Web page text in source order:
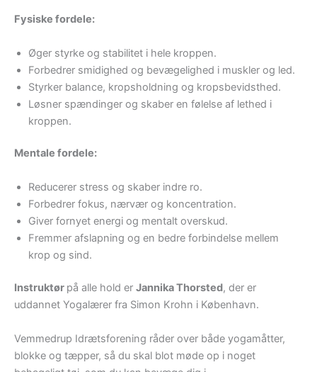
Fysiske fordele:
Øger styrke og stabilitet i hele kroppen.
Forbedrer smidighed og bevægelighed i muskler og led.
Styrker balance, kropsholdning og kropsbevidsthed.
Løsner spændinger og skaber en følelse af lethed i
kroppen.
Mentale fordele:
Reducerer stress og skaber indre ro.
Forbedrer fokus, nærvær og koncentration.
Giver fornyet energi og mentalt overskud.
Fremmer afslapning og en bedre forbindelse mellem
krop og sind.
Instruktør på alle hold er Jannika Thorsted, der er
uddannet Yogalærer fra Simon Krohn i København.
Vemmedrup Idrætsforening råder over både yogamåtter,
blokke og tæpper, så du skal blot møde op i noget